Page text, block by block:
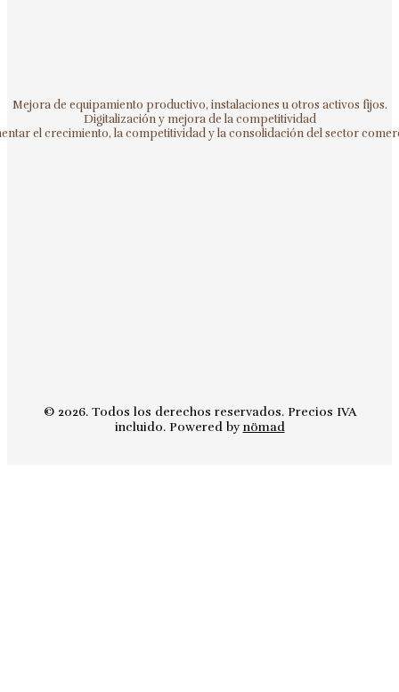
Mejora de equipamiento productivo, instalaciones u otros activos fijos.
Digitalización y mejora de la competitividad
el crecimiento, la competitividad y la consolidación del sector
© 2026. Todos los derechos reservados. Precios IVA
incluido. Powered bynömad